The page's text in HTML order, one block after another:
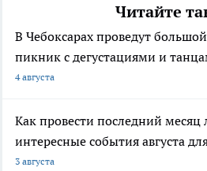
Читайте
В Чебоксарах проведут
пикник с дегустациями и
4 августа
Как провести последний месяц
интересные события августа
3 августа